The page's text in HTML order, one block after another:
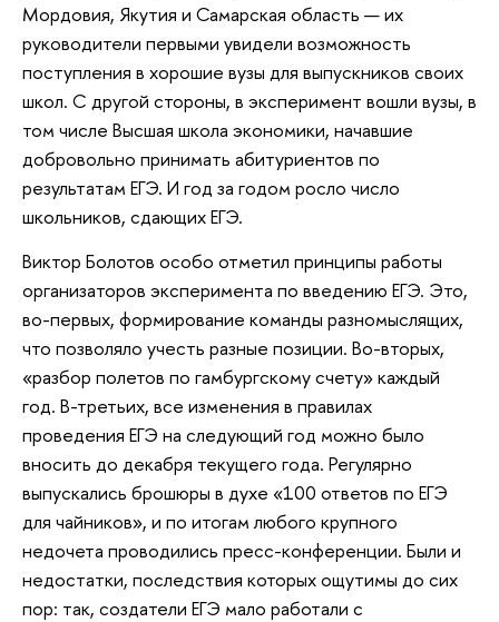
Мордовия, Якутия и Самарская область — их
руководители первыми увидели возможность
поступления в хорошие вузы для выпускников своих
школ. С другой стороны, в эксперимент вошли вузы, в
том числе Высшая школа экономики, начавшие
добровольно принимать абитуриентов по
результатам ЕГЭ. И год за годом росло число
школьников, сдающих ЕГЭ.
Виктор Болотов особо отметил принципы работы
организаторов эксперимента по введению ЕГЭ. Это,
во-первых, формирование команды разномыслящих,
что позволяло учесть разные позиции. Во-вторых,
«разбор полетов по гамбургскому счету» каждый
год. В-третьих, все изменения в правилах
проведения ЕГЭ на следующий год можно было
вносить до декабря текущего года. Регулярно
выпускались брошюры в духе «100 ответов по ЕГЭ
для чайников», и по итогам любого крупного
недочета проводились пресс-конференции. Были и
недостатки, последствия которых ощутимы до сих
пор: так, создатели ЕГЭ мало работали с